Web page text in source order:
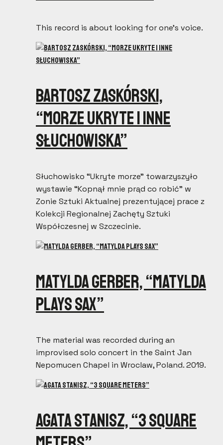
This record is about looking for one’s voice.
Bartosz Zaskórski,
“Morze ukryte i inne
słuchowiska”
Słuchowisko “Ukryte morze” towarzyszyło
wystawie “Kopnął mnie prąd co robić” w
Zonie Sztuki Aktualnej prezentującej prace z
Kolekcji Regionalnej Zachęty Sztuki
Współczesnej w Szczecinie.
Matylda Gerber, “Matylda
Plays Sax”
The material was recorded during an
improvised solo concert in the Saint Jan
Nepomucen Chapel in Wroclaw, Poland. 2019.
Agata Stanisz, “3 square